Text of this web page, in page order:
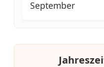
September